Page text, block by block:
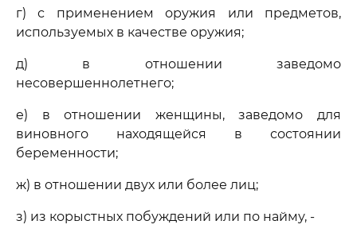
г) с применением оружия или предметов,
используемых в качестве оружия;
д) в отношении заведомо
несовершеннолетнего;
е) в отношении женщины, заведомо для
виновного находящейся в состоянии
беременности;
ж) в отношении двух или более лиц;
з) из корыстных побуждений или по найму, -